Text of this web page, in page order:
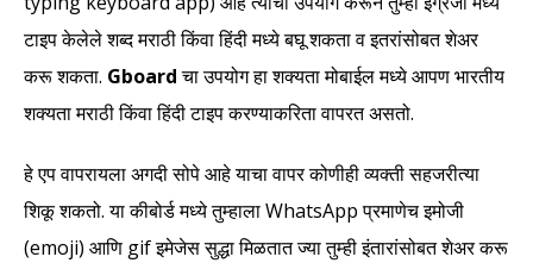
टाइप केलेले शब्द मराठी किंवा हिंदी मध्ये बघू शकता व इतरांसोबत शेअर
करू शकता. Gboardचा उपयोग हा शक्यता मोबाईल मध्ये आपण भारतीय
शक्यता मराठी किंवा हिंदी टाइप करण्याकरिता वापरत असतो.
हे एप वापरायला अगदी सोपे आहे याचा वापर कोणीही व्यक्ती सहजरीत्या
शिकू शकतो. या कीबोर्ड मध्ये तुम्हाला WhatsApp प्रमाणेच इमोजी
(emoji) आणि gif इमेजेस सुद्धा मिळतात ज्या तुम्ही इंतारांसोबत शेअर करू